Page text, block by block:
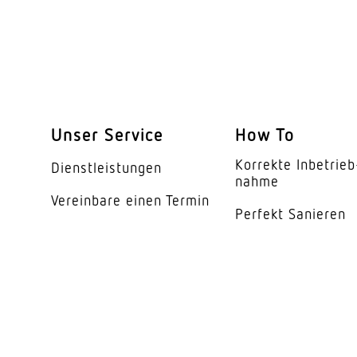
Zeiteinstellung
Unser Service
Dienst­leis­tungen
Vereinbare einen Termin
How To
Korrekte
nahme
Perfekt Sanieren